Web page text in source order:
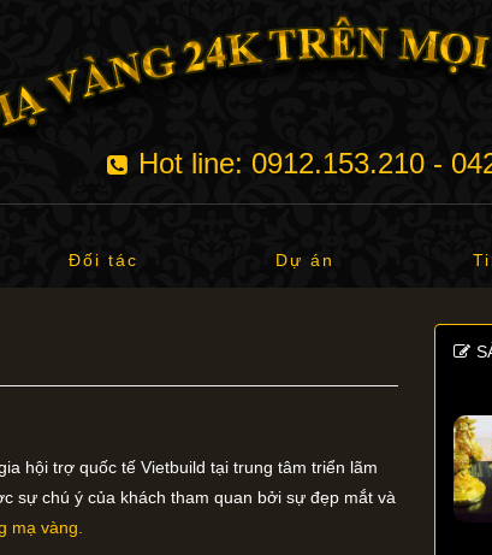
Hot line: 0912.153.210 -
Đối tác Dự án
hội trợ quốc tế Vietbuild tại trung tâm triển lãm
sự chú ý của khách tham quan bởi sự đẹp mắt và
mạ vàng.